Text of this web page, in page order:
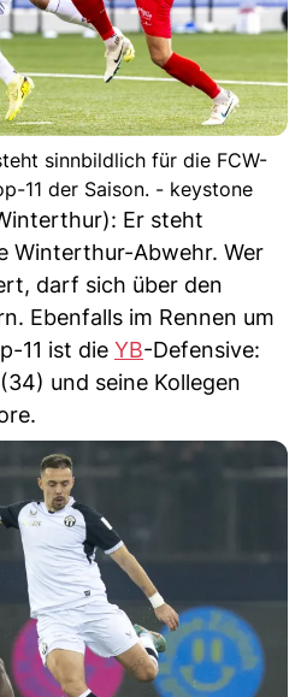
sinnbildlich für die FCW-
11 der Saison. - keystone
Er steht
Winterthur-Abwehr. Wer
darf sich über den
Ebenfalls im Rennen um
11 ist die YB-Defensive:
(34) und seine Kollegen